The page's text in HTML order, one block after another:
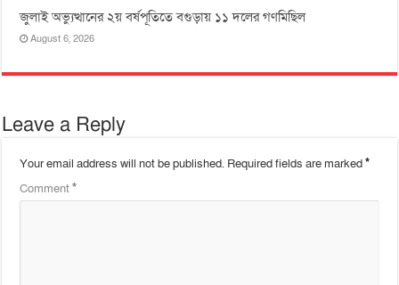
জুলাই অভ্যুত্থানের ২য় বর্ষপূতিতে বগুড়ায় ১১ দলের গণমিছিল
August 6, 2026
Leave a Reply
Your email address will not be published. Required fields are marked*
Comment*